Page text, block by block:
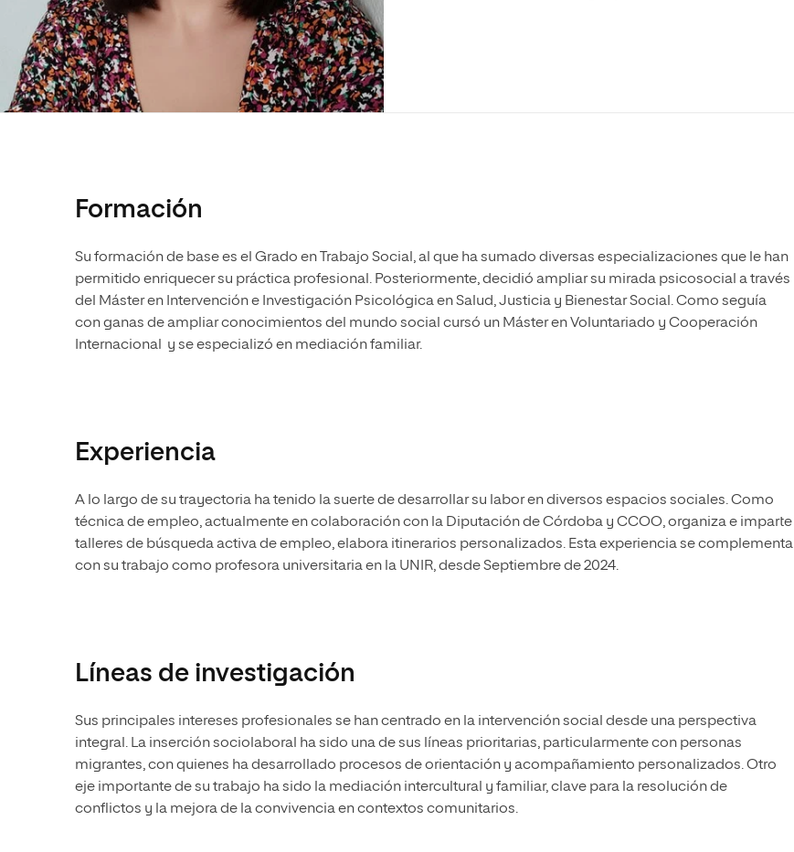
Ciencias Políticas y Relaciones
Internacionales
Diseño
Ciencias de la Salud
Ciencias Sociales
Humanidades
Ingeniería y Tecnología
Diseño
Ciencias de la Salud
Ciencias Sociales
Oficina de Movilidad
Internacional
Escuela de Humanidades
Normas de Organización y
Funcionamiento
Formación
Su formación de base es el Grado en Trabajo Social, al que ha sumado diversas especializaciones que le han
permitido enriquecer su práctica profesional. Posteriormente, decidió ampliar su mirada psicosocial a través
del Máster en Intervención e Investigación Psicológica en Salud, Justicia y Bienestar Social. Como seguía
con ganas de ampliar conocimientos del mundo social cursó un Máster en Voluntariado y Cooperación
Internacional y se especializó en mediación familiar.
Experiencia
A lo largo de su trayectoria ha tenido la suerte de desarrollar su labor en diversos espacios sociales. Como
técnica de empleo, actualmente en colaboración con la Diputación de Córdoba y CCOO, organiza e imparte
talleres de búsqueda activa de empleo, elabora itinerarios personalizados. Esta experiencia se complementa
con su trabajo como profesora universitaria en la UNIR, desde Septiembre de 2024.
Líneas de investigación
Sus principales intereses profesionales se han centrado en la intervención social desde una perspectiva
integral. La inserción sociolaboral ha sido una de sus líneas prioritarias, particularmente con personas
migrantes, con quienes ha desarrollado procesos de orientación y acompañamiento personalizados. Otro
eje importante de su trabajo ha sido la mediación intercultural y familiar, clave para la resolución de
conflictos y la mejora de la convivencia en contextos comunitarios.